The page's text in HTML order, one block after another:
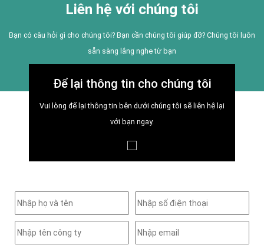
Liên hệ với chúng tôi
Bạn có câu hỏi gì cho chúng tôi? Bạn cần chúng tôi giúp đỡ? Chúng tôi luôn
sẵn sàng lắng nghe từ bạn
Để lại thông tin cho chúng tôi
Vui lòng để lại thông tin bên dưới chúng tôi sẽ liên hệ lại
với bạn ngay.